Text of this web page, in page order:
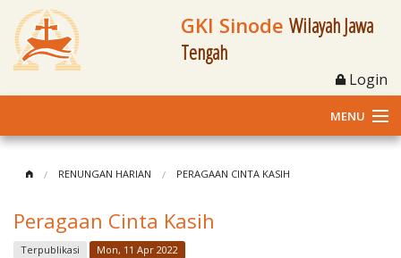
GKI Sinode Wilayah Jawa
Tengah
Login
MENU
Klasis dan Jemaat
RENUNGAN HARIAN PERAGAAN CINTA KASIH
Peragaan Cinta Kasih
Terpublikasi Mon, 11 Apr 2022